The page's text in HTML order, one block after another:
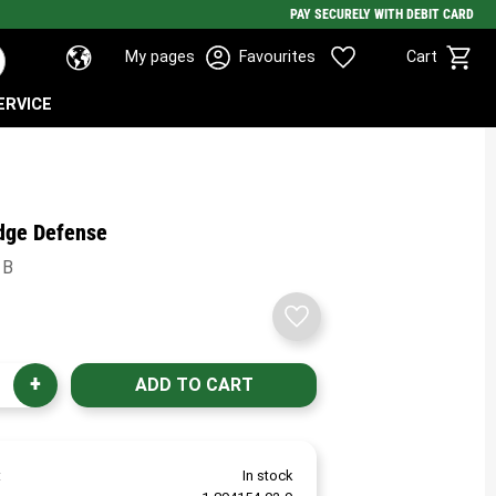
PAY SECURELY WITH DEBIT CARD
My pages Favourites Cart
Favorites Basket
Defense
+
Add to favorites
In stock